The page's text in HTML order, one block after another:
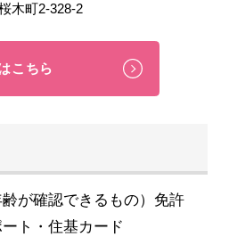
木町2-328-2
こちら
が確認できるもの）免許
ト・住基カード